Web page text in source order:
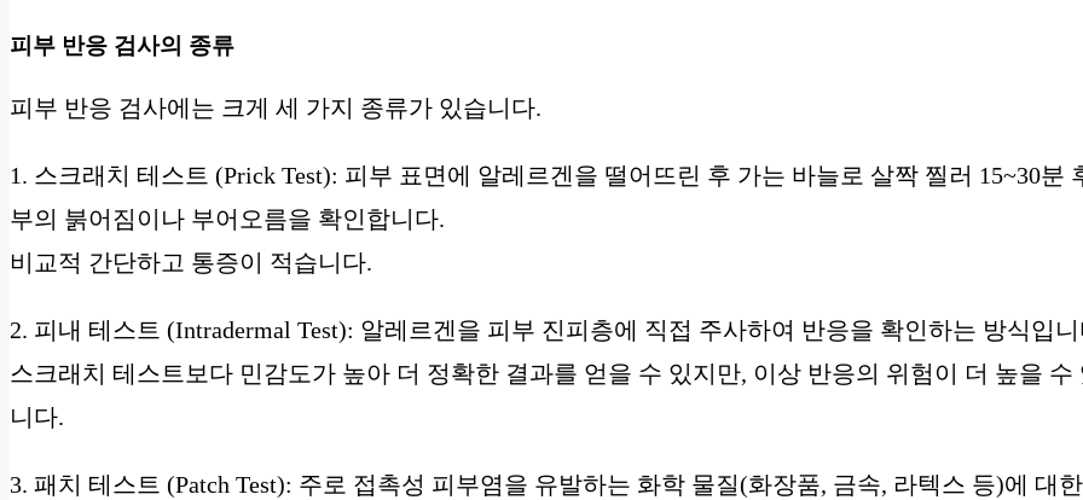
피부 반응 검사의 종류
피부 반응 검사에는 크게 세 가지 종류가 있습니다.
1. 스크래치 테스트 (Prick Test): 피부 표면에 알레르겐을 떨어뜨린 후 가는 바늘로 살짝 찔러 15~30분
부의 붉어짐이나 부어오름을 확인합니다.
비교적 간단하고 통증이 적습니다.
2. 피내 테스트 (Intradermal Test): 알레르겐을 피부 진피층에 직접 주사하여 반응을 확인하는 방식입니
스크래치 테스트보다 민감도가 높아 더 정확한 결과를 얻을 수 있지만, 이상 반응의 위험이 더 높을 수
니다.
3. 패치 테스트 (Patch Test): 주로 접촉성 피부염을 유발하는 화학 물질(화장품, 금속, 라텍스 등)에 대